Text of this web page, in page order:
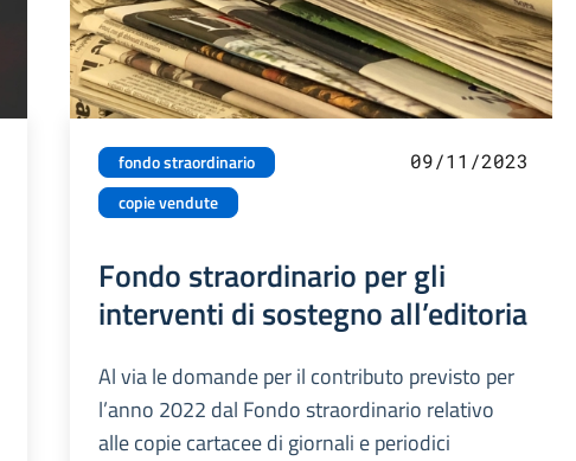
fondo straordinario
copie vendute
09/11/2023
Fondo straordinario per gli
interventi di sostegno all’editoria
Al via le domande per il contributo previsto per
l’anno 2022 dal Fondo straordinario relativo
alle copie cartacee di giornali e periodici